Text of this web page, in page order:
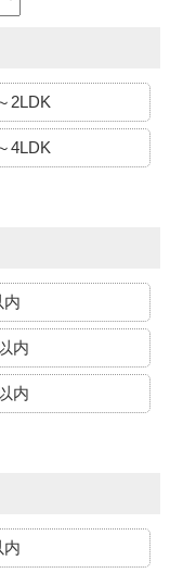
2LDK
4LDK
内
内
内
内